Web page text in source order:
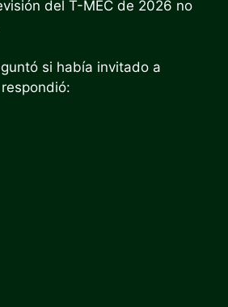
del T-MEC de 2026 no
si había invitado a